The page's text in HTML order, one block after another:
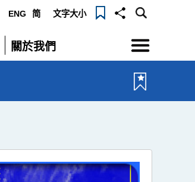
ENG 简 文字大小
關於我們
展
選
單